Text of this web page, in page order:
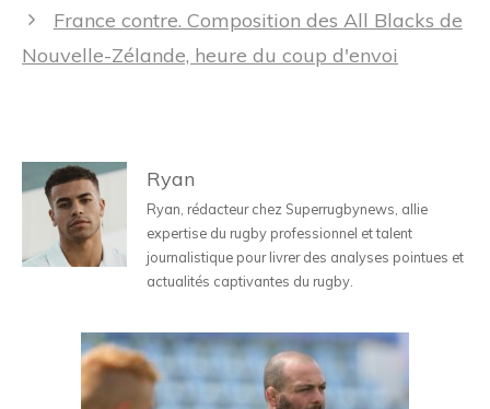
France contre. Composition des All Blacks de
Nouvelle-Zélande, heure du coup d'envoi
Ryan
Ryan, rédacteur chez Superrugbynews, allie
expertise du rugby professionnel et talent
journalistique pour livrer des analyses pointues et
actualités captivantes du rugby.